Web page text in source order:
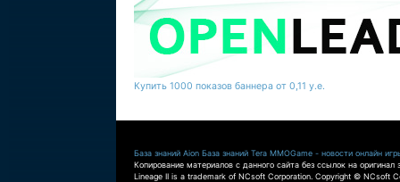
Купить 1000 показов баннера от 0,11 у.е.
База знаний Aion База знаний Tera MMOGame - новости онлайн
Копирование материалов с данного сайта без ссылок на оригинал
Lineage II is a trademark of NCsoft Corporation. Copyright © NCsoft